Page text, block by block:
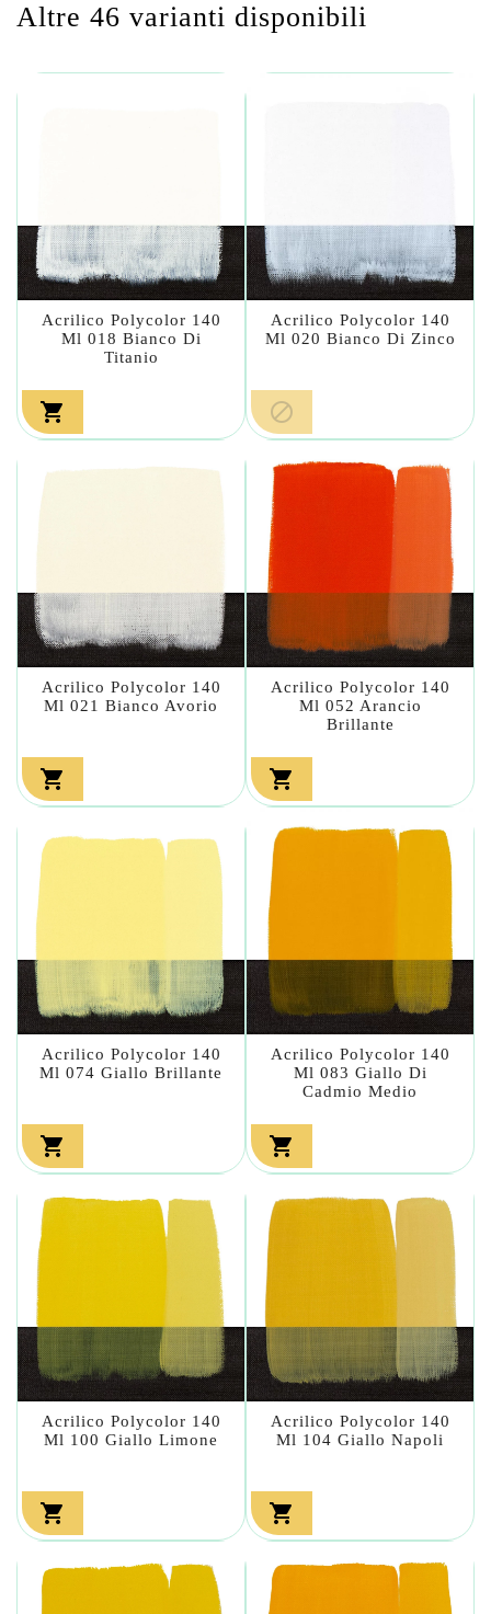
Altre 46 varianti disponibili
Acrilico Polycolor 140
Ml 018 Bianco Di
Titanio

Acrilico Polycolor 140
Ml 020 Bianco Di Zinco

Acrilico Polycolor 140
Ml 021 Bianco Avorio

Acrilico Polycolor 140
Ml 052 Arancio
Brillante

Acrilico Polycolor 140
Ml 074 Giallo Brillante

Acrilico Polycolor 140
Ml 083 Giallo Di
Cadmio Medio

Acrilico Polycolor 140
Ml 100 Giallo Limone

Acrilico Polycolor 140
Ml 104 Giallo Napoli
